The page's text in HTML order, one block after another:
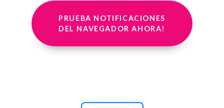
PRUEBA NOTIFICACIONES
DEL NAVEGADOR AHORA!